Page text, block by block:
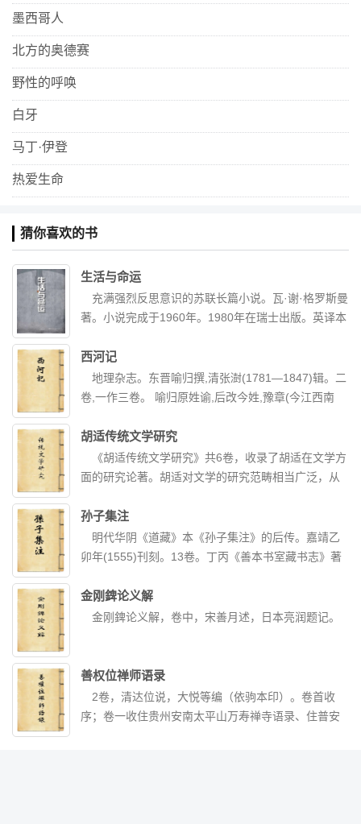
墨西哥人
北方的奥德赛
野性的呼唤
白牙
马丁·伊登
热爱生命
猜你喜欢的书
生活与命运
充满强烈反思意识的苏联长篇小说。瓦·谢·格罗斯曼
著。小说完成于1960年。1980年在瑞士出版。英译本
中译本中国文联出版公司出版。本书是作者关于斯大
林格勒战役两部曲的第2部。第1部《为了正义的事
业》,发表于1952年。《生活和命运》接续两部曲第1
前线苏军最困难时期、调动预备部队准备反攻时期,以
及展开大反攻、德军保卢斯集团军投降,苏军胜利西进
时期3个阶段。通过对前线和后方,德国法西斯集中营
对农业集体化和1937年大清洗的回顾,展现出苏联军
人、科学家、医生、党政领导和普通百姓的生活和命
运的广阔画面。小说在苏联引起了强烈的反响,被称为
反思,充满追求真理、寻根究底的哲理激情。是一部值
西河记
地理杂志。东晋喻归撰,清张澍(1781—1847)辑。二
卷,一作三卷。 喻归原姓谕,后改今姓,豫章(今江西南
佚,今存七条乃张氏辑自《初学记》、《艺文类聚》、
《太平御览》、《汉书注》、《史记索隐》、《齐民
要术》等。从辑本内容看,本书主要记述河西地区异
胡适传统文学研究
《胡适传统文学研究》共6卷，收录了胡适在文学方
面的研究论著。胡适对文学的研究范畴相当广泛，从
研究、《水浒传》《西游记》等研究材料至今仍是解
读这些名著的宝贵资料；此外，他对唐诗宋词元曲的
鉴赏分析，对明清时期的小说、话本的分析论证，至
孙子集注
明代华阴《道藏》本《孙子集注》的后传。嘉靖乙
卯年(1555)刊刻。13卷。丁丙《善本书室藏书志》著
序。1936年商务印书馆《四部丛刊》影印。谈恺刻并
序。前有《〈孙子集注〉序》，末署“嘉靖乙卯春正月
是依南宋《十一家注孙子》的翻刻本。书中凡引曹操
注直称“曹操曰”，与南宋《十一家注孙子》同，而与孙
星衍校《孙子十家注》所依据的底本华阴道藏本不
金刚錍论义解
金刚錍论义解，卷中，宋善月述，日本亮润题记。
善权位禅师语录
2卷，清达位说，大悦等编（依驹本印）。卷首收
序；卷一收住贵州安南太平山万寿禅寺语录、住普安